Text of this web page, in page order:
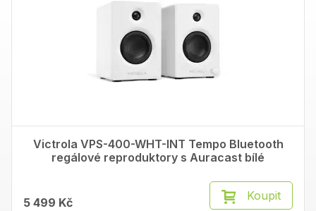
Victrola VPS-400-WHT-INT Tempo Bluetooth
regálové reproduktory s Auracast bílé
5 499 Kč Koupit